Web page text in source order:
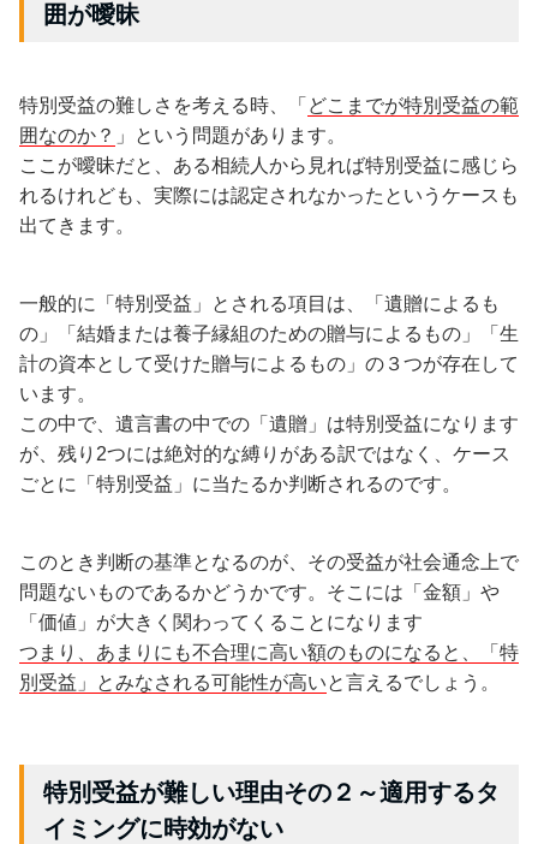
囲が曖昧
特別受益の難しさを考える時、「 どこまでが特別受益の範
囲なのか？ 」という問題があります。
ここが曖昧だと、ある相続人から見れば特別受益に感じら
れるけれども、実際には認定されなかったというケースも
出てきます。
一般的に「特別受益」とされる項目は、「遺贈によるも
の」「結婚または養子縁組のための贈与によるもの」「生
計の資本として受けた贈与によるもの」の３つが存在して
います。
この中で、遺言書の中での「遺贈」は特別受益になります
が、残り2つには絶対的な縛りがある訳ではなく、ケース
ごとに「特別受益」に当たるか判断されるのです。
このとき判断の基準となるのが、その受益が社会通念上で
問題ないものであるかどうかです。そこには「金額」や
「価値」が大きく関わってくることになります
つまり、あまりにも不合理に高い額のものになると、「特
別受益」とみなされる可能性が高いと言えるでしょう。
特別受益が難しい理由その２～適用するタ
イミングに時効がない